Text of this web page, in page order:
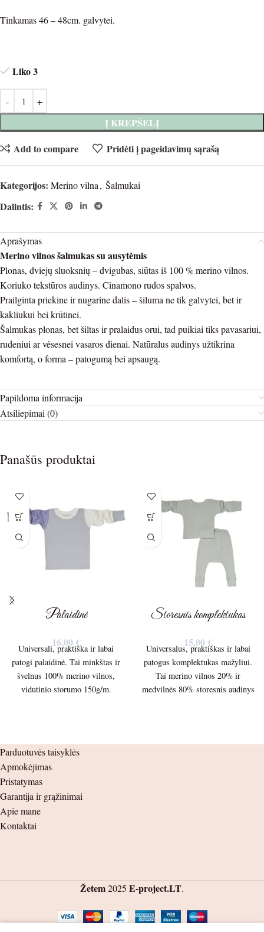
Tinkamas 46 – 48cm. galvytei.
Liko 3
Į KREPŠELĮ
Add to compare
Pridėti į pageidavimų sąrašą
Kategorijos: Merino vilna, Šalmukai
Dalintis:
Aprašymas
Merino vilnos šalmukas su ausytėmis
Plonas, dviejų sluoksnių – dvigubas, siūtas iš 100 % merino vilnos.
Koriuko tekstūros audinys. Cinamono rudos spalvos.
Prailginta priekine ir nugarine dalis – šiluma ne tik galvytei, bet ir
kakliukui bei krūtinei.
Šalmukas plonas, bet šiltas ir pralaidus orui, tad puikiai tiks pavasariui,
rudeniui ar vėsesnei vasaros dienai. Natūralus audinys užtikrina
komfortą, o forma – patogumą bei apsaugą.
Papildoma informacija
Atsiliepimai (0)
Panašūs produktai
Palaidinė
16,00 €
Universali, praktiška ir labai
patogi palaidinė. Tai minkštas ir
švelnus 100% merino vilnos,
vidutinio storumo 150g/m.
ilgis nuo peties siūlės – 31cm.
nuo pažastėlės – 28cm.
Storesnis komplektukas
15,00 €
Universalus, praktiškas ir labai
patogus komplektukas mažyliui.
Tai merino vilnos 20% ir
medvilnės 80% storesnis audinys
peties siūlės – 24cm. nuo
Parduotuvės taisyklės
Apmokėjimas
Pristatymas
Garantija ir grąžinimai
Apie mane
Kontaktai
Žetem2025 E-project.LT.